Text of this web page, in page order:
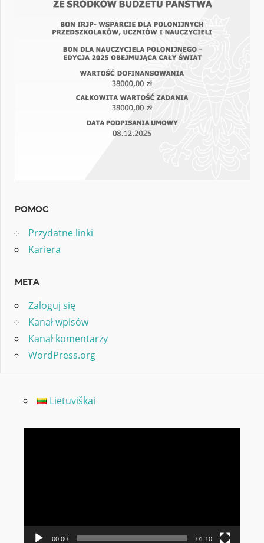
POMOC
Przydatne linki
Kariera
META
Zaloguj się
Kanał wpisów
Kanał komentarzy
WordPress.org
Lietuviškai
00:00 01:10